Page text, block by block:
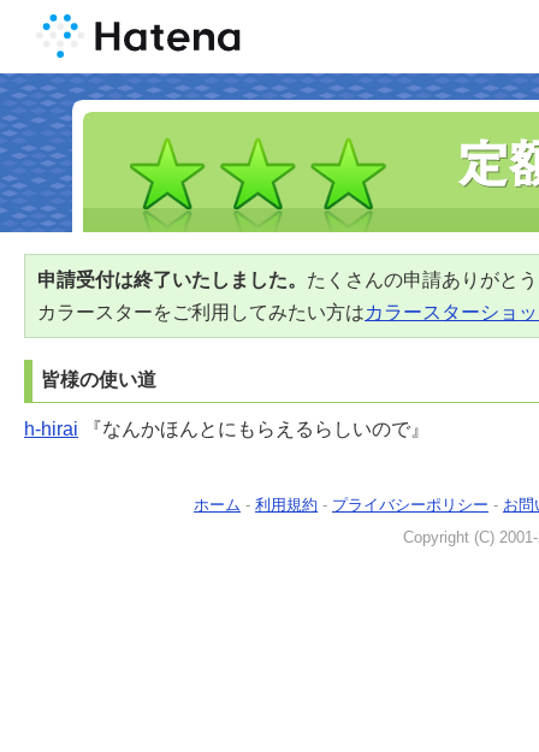
申請受付は終了いたしました。 たくさんの申請ありがと
カラースターをご利用してみたい方はカラースターショ
皆様の使い道
h-hirai 『なんかほんとにもらえるらしいので』
ホーム - 利用規約 - プライバシーポリシー - お問
Copyright (C)